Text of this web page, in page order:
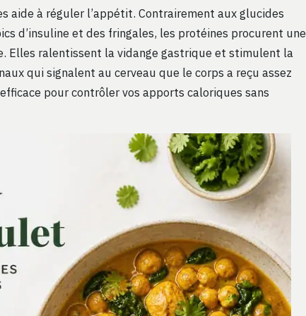
aide à réguler l’appétit. Contrairement aux glucides
d’insuline et des fringales, les protéines procurent une
Elles ralentissent la vidange gastrique et stimulent la
qui signalent au cerveau que le corps a reçu assez
efficace pour contrôler vos apports caloriques sans